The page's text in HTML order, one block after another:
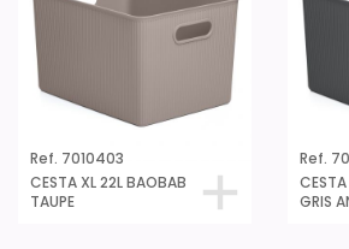
Ref. 7010403
CESTA XL 22L BAOBAB
TAUPE
Ref.
GRIS